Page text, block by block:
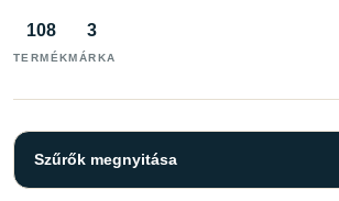
108
TERMÉK
3
MÁRKA
Szűrők megnyitása